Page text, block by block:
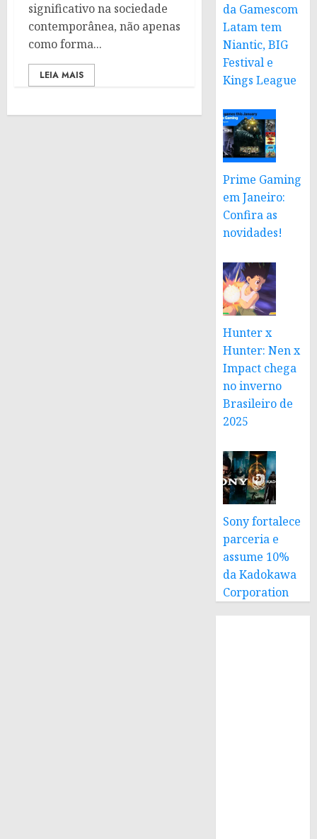
significativo na sociedade
contemporânea, não apenas
como forma...
LEIA MAIS
da Gamescom
Latam tem
Niantic, BIG
Festival e
Kings League
Prime Gaming
em Janeiro:
Confira as
novidades!
Hunter x
Hunter: Nen x
Impact chega
no inverno
Brasileiro de
2025
Sony fortalece
parceria e
assume 10%
da Kadokawa
Corporation